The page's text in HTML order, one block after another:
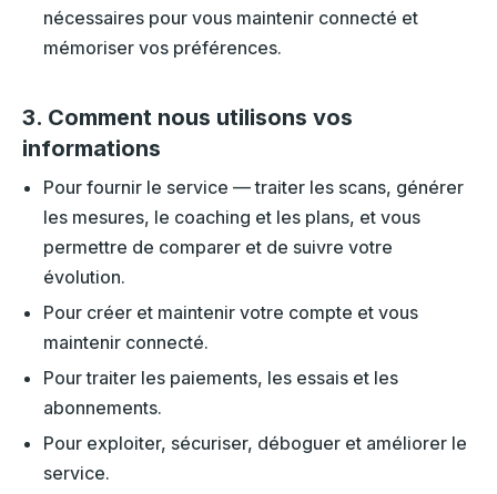
nécessaires pour vous maintenir connecté et
mémoriser vos préférences.
3. Comment nous utilisons vos
informations
Pour fournir le service — traiter les scans, générer
les mesures, le coaching et les plans, et vous
permettre de comparer et de suivre votre
évolution.
Pour créer et maintenir votre compte et vous
maintenir connecté.
Pour traiter les paiements, les essais et les
abonnements.
Pour exploiter, sécuriser, déboguer et améliorer le
service.